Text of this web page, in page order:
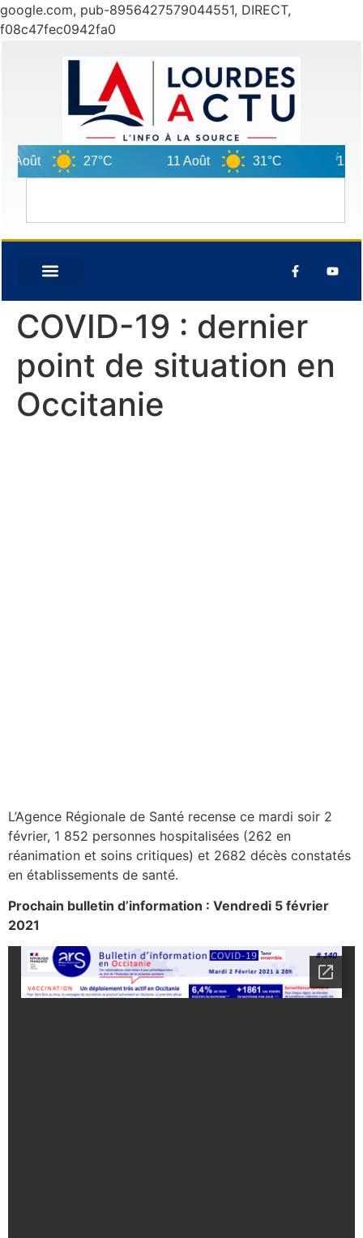
google.com, pub-8956427579044551, DIRECT,
f08c47fec0942fa0
27°C 11 Août 31°C 12
COVID-19 : dernier
point de situation en
Occitanie
L’Agence Régionale de Santé recense ce mardi soir 2
février, 1 852 personnes hospitalisées (262 en
réanimation et soins critiques) et 2682 décès constatés
en établissements de santé.
Prochain bulletin d’information : Vendredi 5 février
2021